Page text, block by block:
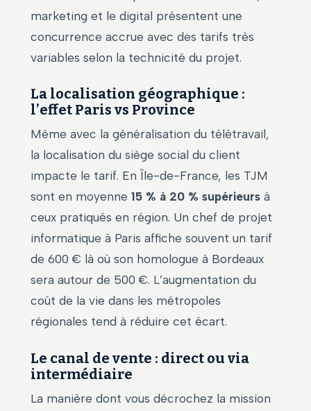
marketing et le digital présentent une
concurrence accrue avec des tarifs très
variables selon la technicité du projet.
La localisation géographique :
l’effet Paris vs Province
Même avec la généralisation du télétravail,
la localisation du siège social du client
impacte le tarif. En Île-de-France, les TJM
sont en moyenne 15 % à 20 % supérieurs à
ceux pratiqués en région. Un chef de projet
informatique à Paris affiche souvent un tarif
de 600 € là où son homologue à Bordeaux
sera autour de 500 €. L’augmentation du
coût de la vie dans les métropoles
régionales tend à réduire cet écart.
Le canal de vente : direct ou via
intermédiaire
La manière dont vous décrochez la mission